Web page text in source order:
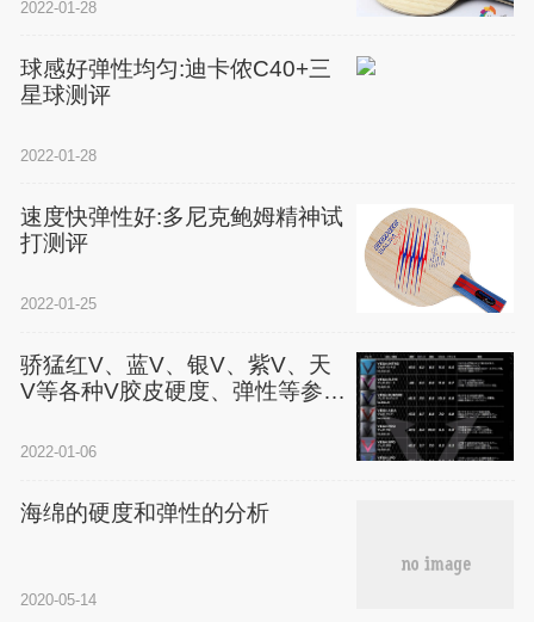
2022-01-28
球感好弹性均匀:迪卡侬C40+三
星球测评
2022-01-28
速度快弹性好:多尼克鲍姆精神试
打测评
2022-01-25
骄猛红V、蓝V、银V、紫V、天
V等各种V胶皮硬度、弹性等参数
2022-01-06
海绵的硬度和弹性的分析
2020-05-14